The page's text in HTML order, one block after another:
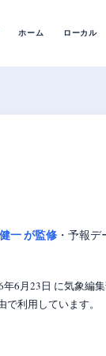
ホーム ローカル
一 が監修 ・ 予報デ
6月23日 に気象編集
利用しています。